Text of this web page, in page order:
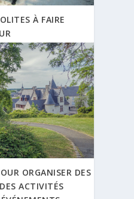
À FAIRE
ORGANISER DES
ACTIVITÉS